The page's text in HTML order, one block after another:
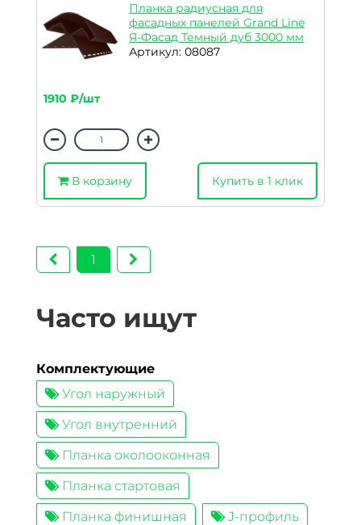
Планка радиусная для
фасадных панелей Grand Line
Я-Фасад Темный дуб 3000 мм
Артикул: 08087
1910 ₽/шт
В корзину Купить в 1 клик
1
Часто ищут
Комплектующие
Угол наружный
Угол внутренний
Планка околооконная
Планка стартовая
Планка финишная
J-профиль